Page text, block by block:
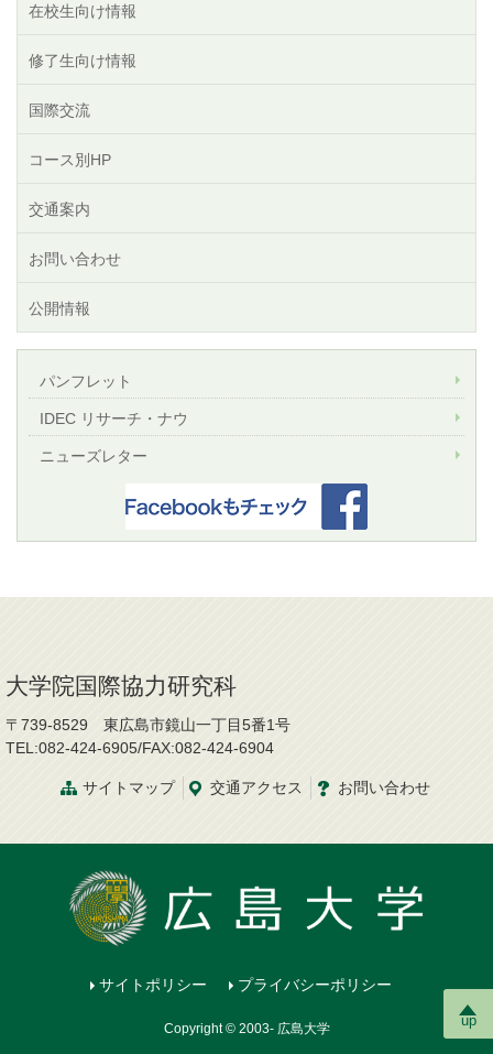
在校生向け情報
修了生向け情報
国際交流
コース別HP
交通案内
お問い合わせ
公開情報
パンフレット
IDEC リサーチ・ナウ
ニューズレター
up
大学院国際協力研究科
〒739-8529 東広島市鏡山一丁目5番1号
TEL:082-424-6905/FAX:082-424-6904
サイトマップ 交通アクセス お問い合わせ
サイトポリシー プライバシーポリシー
Copyright © 2003- 広島大学